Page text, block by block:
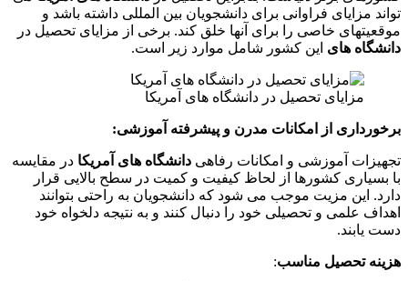
تواند مزایای فراوانی برای دانشجویان بین المللی داشته باشد و
موقعیتهای خاصی را برای آنها خلق کند. برخی از مزایای تحصیل در
دانشگاه های این کشور شامل موارد زیر است.
مزایای تحصیل در دانشگاه های آمریکا
برخورداری از امکانات مدرن و پیشرفته آموزشی:
تجهیزات آموزشی و امکانات رفاهی دانشگاه های آمریکا در مقایسه
با بسیاری کشورها از لحاظ کیفیت و کمیت در سطح بالایی قرار
دارد. این مزیت موجب می شود که دانشجویان به راحتی بتوانند
اهداف علمی و تحصیلی خود را دنبال کنند و به نتیجه دلخواه خود
دست یابند.
هزینه تحصیل مناسب: